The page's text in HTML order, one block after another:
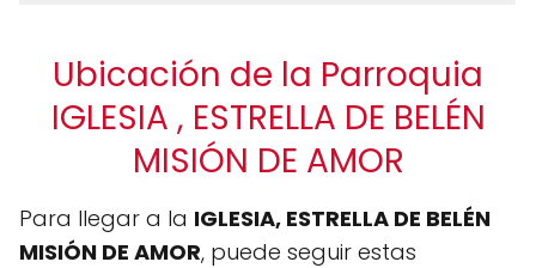
Ubicación de la Parroquia
IGLESIA , ESTRELLA DE BELÉN
MISIÓN DE AMOR
Para llegar a la IGLESIA, ESTRELLA DE BELÉN
MISIÓN DE AMOR, puede seguir estas